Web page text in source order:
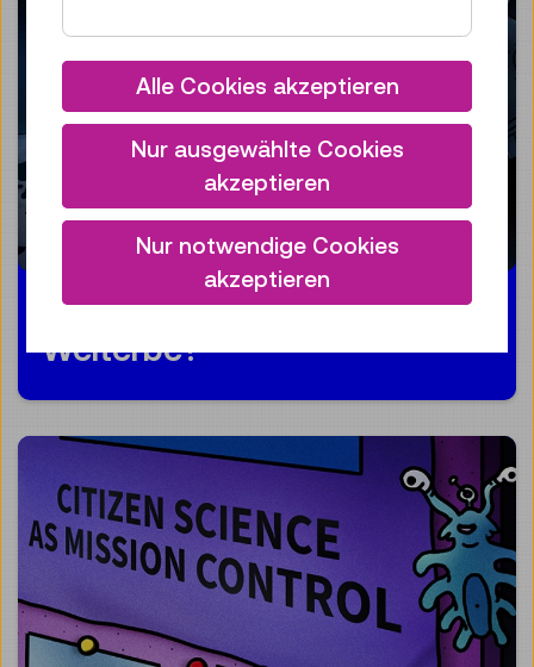
Weltraumschrott oder
Welterbe?
Alle Cookies akzeptieren
Nur ausgewählte Cookies
akzeptieren
Nur notwendige Cookies
akzeptieren